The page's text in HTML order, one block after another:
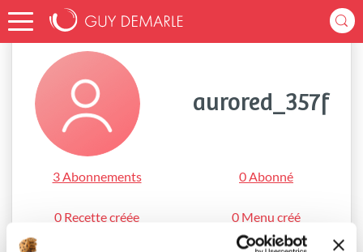
Accueil aurored_357f
aurored_357f
3 Abonnements 0 Abonné
0 Recette créée 0 Menu créé